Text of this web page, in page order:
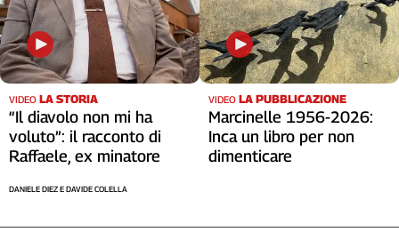
VIDEO LA STORIA
“Il diavolo non mi ha
voluto”: il racconto di
Raffaele, ex minatore
DANIELE DIEZ E DAVIDE COLELLA
VIDEO LA PUBBLICAZIONE
Marcinelle 1956-2026:
Inca un libro per non
dimenticare